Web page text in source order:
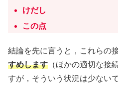
けだし
この点
結論を先に言うと，これらの
すめします （ほかの適切な接
すが，そういう状況は少ない